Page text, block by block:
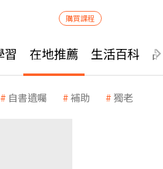
購買課程
習 在地推薦 生活百科
自書遺囑 補助 獨老